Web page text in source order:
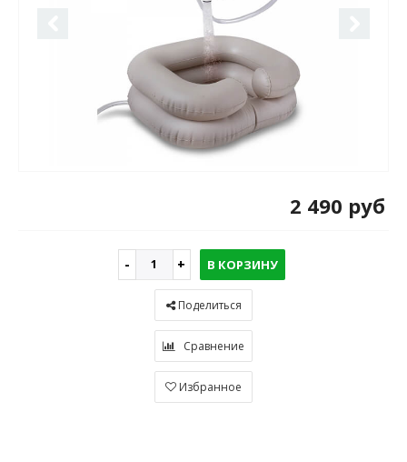
2 490 руб
В КОРЗИНУ
Поделиться
Сравнение
Избранное